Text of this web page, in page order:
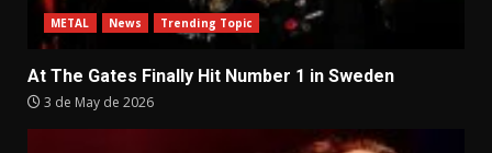
METAL News Trending Topic
At The Gates Finally Hit Number 1 in Sweden
3 de May de 2026